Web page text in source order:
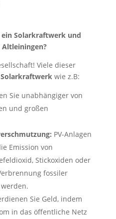
Solarkraftwerk und
Viele dieser
wie z.B:
Sie unabhängiger von
und großen
PV-Anlagen
Emission von
Stickoxiden oder
fossiler
Sie Geld, indem
in das öffentliche Netz